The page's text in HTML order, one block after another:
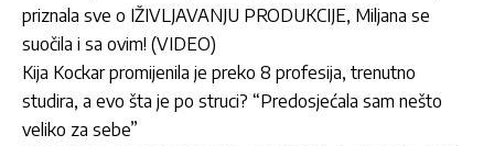
priznala sve o IŽIVLJAVANJU PRODUKCIJE, Miljana se
suočila i sa ovim! (VIDEO)
Kija Kockar promijenila je preko 8 profesija, trenutno
studira, a evo šta je po struci? “Predosjećala sam nešto
veliko za sebe”